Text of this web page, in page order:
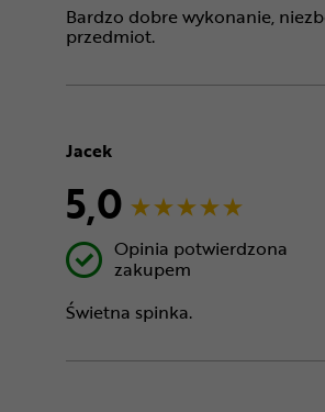
Bardzo dobre wykonanie,
przedmiot.
Jacek
5,0
Opinia potwierdzona
zakupem
Świetna spinka.